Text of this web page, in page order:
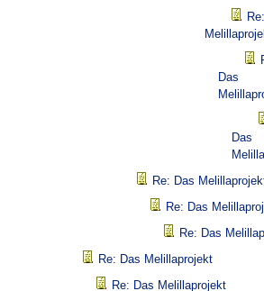
Das
Das
Re: Das
Re: Das
Re: Das
Re: Das Melillaprojekt
Re: Das Melillaprojekt